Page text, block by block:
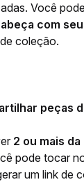
Você pode
com
coleção.
peças
2 ou mais
um link de